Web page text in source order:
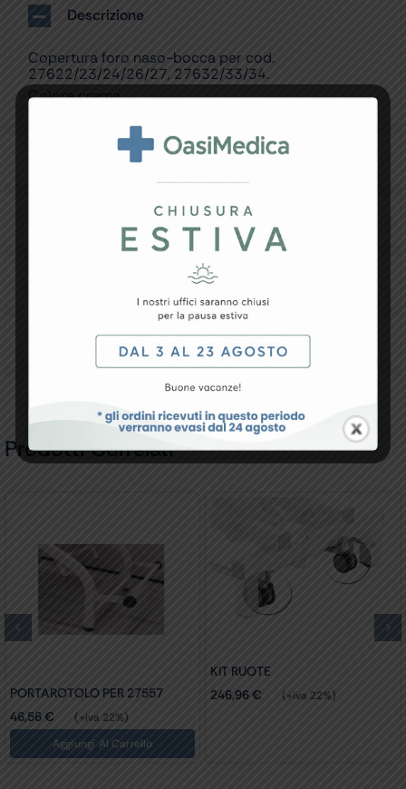
Descrizione
Copertura foro naso-bocca per cod.
27622/23/24/26/27, 27632/33/34.
Colore crema.
Specifiche Tecniche
Resi e Garanzia
Recensioni
Prodotti Correlati
PORTAROTOLO PER 27557
46,56 €
(+iva 22%)
Aggiungi Al Carrello
KIT RUOTE
246,96€ (+iva 22%)